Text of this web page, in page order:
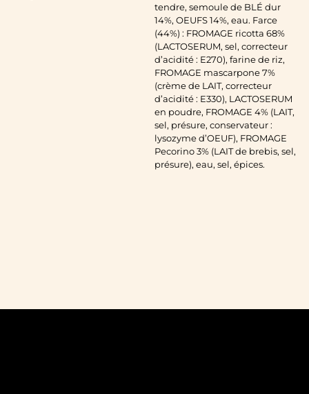
tendre, semoule de BLÉ dur
14%, OEUFS 14%, eau. Farce
(44%) : FROMAGE ricotta 68%
(LACTOSERUM, sel, correcteur
d’acidité : E270), farine de riz,
FROMAGE mascarpone 7%
(crème de LAIT, correcteur
d’acidité : E330), LACTOSERUM
en poudre, FROMAGE 4% (LAIT,
sel, présure, conservateur :
lysozyme d’OEUF), FROMAGE
Pecorino 3% (LAIT de brebis, sel,
présure), eau, sel, épices.